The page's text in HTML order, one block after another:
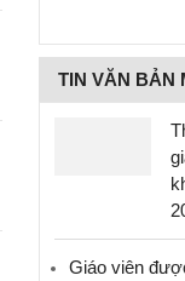
TIN VĂN BẢN
Giáo viên